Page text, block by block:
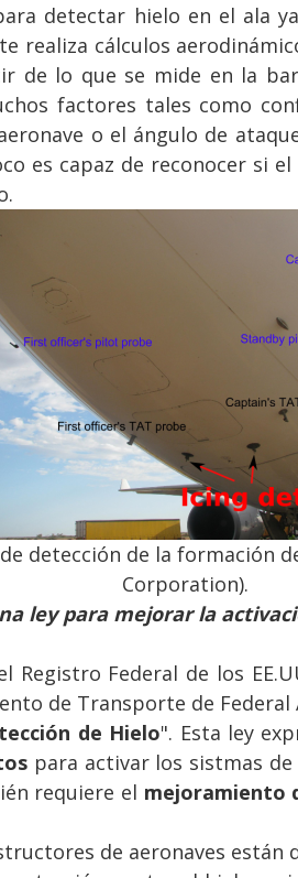
detectar hielo en el ala
realiza cálculos
de lo que se mide en la
factores tales como
o el ángulo de
es capaz de reconocer si
detección de la formación
Corporation).
ley para mejorar la
Registro Federal de los
de Transporte de
de Hielo". Esta ley
para activar los sistmas
requiere el mejoramiento
de aeronaves están